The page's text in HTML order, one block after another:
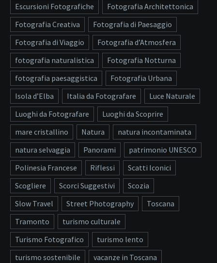
Escursioni Fotografiche
Fotografia Architettonica
Fotografia Creativa
Fotografia di Paesaggio
Fotografia di Viaggio
Fotografia d’Atmosfera
fotografia naturalistica
Fotografia Notturna
fotografia paesaggistica
Fotografia Urbana
Isola d’Elba
Italia da Fotografare
Luce Naturale
Luoghi da Fotografare
Luoghi da Scoprire
mare cristallino
Natura
natura incontaminata
natura selvaggia
Panorami
patrimonio UNESCO
Polinesia Francese
Riflessi
Scatti Iconici
Scogliere
Scorci Suggestivi
Scozia
Slow Travel
Street Photography
Toscana
Tramonto
turismo culturale
Turismo Fotografico
turismo lento
turismo sostenibile
vacanze in Toscana